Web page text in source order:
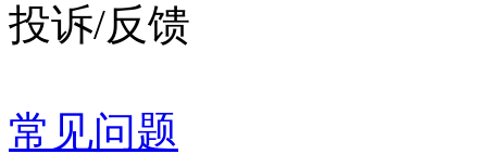
投诉/反馈
常见问题